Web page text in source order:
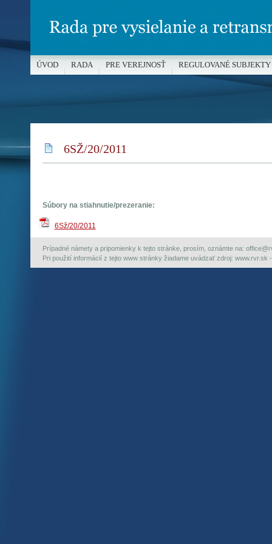
6SŽ/20/2011
Súbory na stiahnutie/prezeranie:
6Sž/20/2011
Prípadné námety a pripomienky k tejto stránke, prosím, oznámte na:
Pri použití informácií z tejto www stránky žiadame uvádzať zdroj: www.rvr.sk
ÚVOD RADA PRE VEREJNOSŤ REGULOVANÉ SUBJEKTY